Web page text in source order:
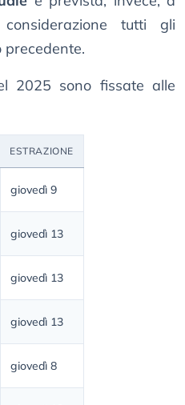
tutti gli
precedente.
2025 sono fissate alle
ESTRAZIONE
giovedì 9
giovedì 13
giovedì 13
giovedì 13
giovedì 8